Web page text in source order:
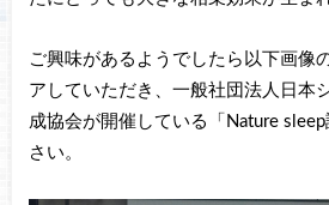
ご興味があるようでしたら以下画像
アしていただき、一般社団法人日本
成協会が開催している「Nature
さい。